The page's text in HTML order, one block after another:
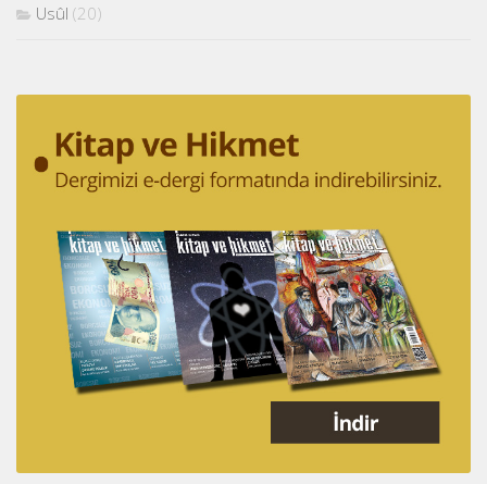
Usûl (20)